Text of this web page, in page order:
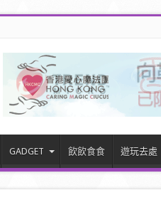
GADGET 飲飲食食 遊玩去處